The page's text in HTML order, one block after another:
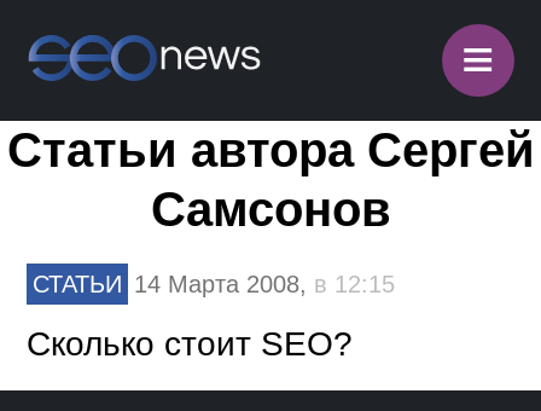
≡
Статьи автора Сергей
Самсонов
СТАТЬИ 14 Марта 2008, в 12:15
Сколько стоит SEO?